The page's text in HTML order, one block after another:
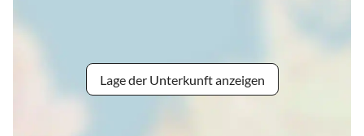
Lage der Unterkunft anzeigen